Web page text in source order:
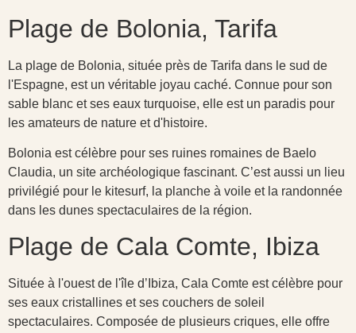
Plage de Bolonia, Tarifa
La plage de Bolonia, située près de Tarifa dans le sud de
l'Espagne, est un véritable joyau caché. Connue pour son
sable blanc et ses eaux turquoise, elle est un paradis pour
les amateurs de nature et d'histoire.
Bolonia est célèbre pour ses ruines romaines de Baelo
Claudia, un site archéologique fascinant. C’est aussi un lieu
privilégié pour le kitesurf, la planche à voile et la randonnée
dans les dunes spectaculaires de la région.
Plage de Cala Comte, Ibiza
Située à l'ouest de l'île d’Ibiza, Cala Comte est célèbre pour
ses eaux cristallines et ses couchers de soleil
spectaculaires. Composée de plusieurs criques, elle offre